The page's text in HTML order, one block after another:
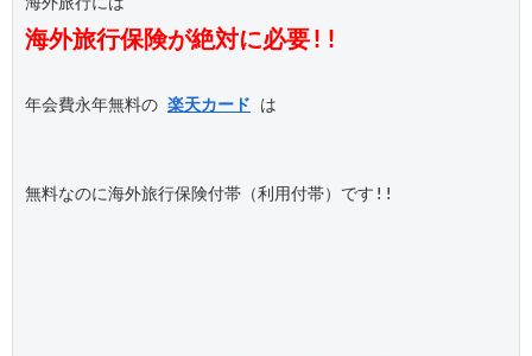
海外旅行保険が絶対に必要!!
年会費永年無料の 楽天カード は
無料なのに海外旅行保険付帯（利用付帯）です!!